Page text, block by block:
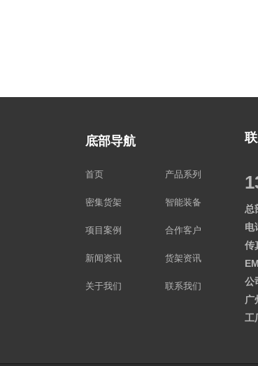
底部导航
首页 产品系列
密集货架 智能装备
项目案例 合作客户
新闻资讯 货架资讯
关于我们 联系我们
总
电
传
公
广
工